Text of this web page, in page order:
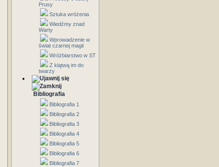
Prusy
Sztuka wróżenia
Wiedźmy znad
Warty
Wprowadzenie w
świat czarnej magii
Wróżbiarstwo w ST
Z klątwą im do
twarzy
Bibliografia
Bibliografia 1
Bibliografia 2
Bibliografia 3
Bibliografia 4
Bibliografia 5
Bibliografia 6
Bibliografia 7